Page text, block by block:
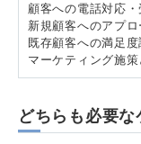
顧客への電話対応
新規顧客へのアプ
既存顧客への満足
マーケティング施
どちらも必要な